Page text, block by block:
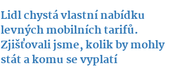
Lidl chystá vlastní nabídku
levných mobilních tarifů.
Zjišťovali jsme, kolik by mohly
stát a komu se vyplatí